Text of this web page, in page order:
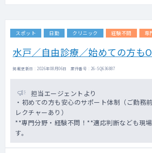
スポット 日勤 クリニック 経験不問 専
水戸／自由診療／始めての方も
掲載更新日 : 2026年08月06日 案件番号 : 26-SQ636887
担当エージェントより
・初めての方も安心のサポート体制（ご勤務
レクチャーあり）
**専門分野・経験不問！**適応判断なども現
す。